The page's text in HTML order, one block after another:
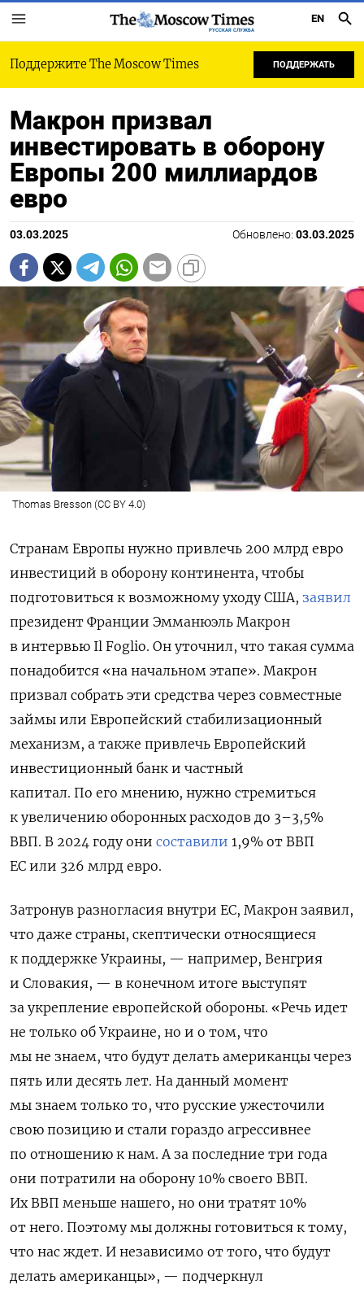
РУССКАЯ СЛУЖБА
EN
Поддержите The Moscow Times ПОДДЕРЖАТЬ
Макрон призвал
инвестировать в оборону
Европы 200 миллиардов
евро
03.03.2025 Обновлено: 03.03.2025
Thomas Bresson (CC BY 4.0)
Странам Европы нужно привлечь 200 млрд евро
инвестиций в оборону континента, чтобы
подготовиться к возможному уходу США, заявил
президент Франции Эмманюэль Макрон
в интервью Il Foglio. Он уточнил, что такая сумма
понадобится «на начальном этапе». Макрон
призвал собрать эти средства через совместные
займы или Европейский стабилизационный
механизм, а также привлечь Европейский
инвестиционный банк и частный
капитал. По его мнению, нужно стремиться
к увеличению оборонных расходов до 3–3,5%
ВВП. В 2024 году они составили 1,9% от ВВП
ЕС или 326 млрд евро.
Затронув разногласия внутри ЕС, Макрон заявил,
что даже страны, скептически относящиеся
к поддержке Украины, — например, Венгрия
и Словакия, — в конечном итоге выступят
за укрепление европейской обороны. «Речь идет
не только об Украине, но и о том, что
мы не знаем, что будут делать американцы через
пять или десять лет. На данный момент
мы знаем только то, что русские ужесточили
свою позицию и стали гораздо агрессивнее
по отношению к нам. А за последние три года
они потратили на оборону 10% своего ВВП.
Их ВВП меньше нашего, но они тратят 10%
от него. Поэтому мы должны готовиться к тому,
что нас ждет. И независимо от того, что будут
делать американцы», — подчеркнул